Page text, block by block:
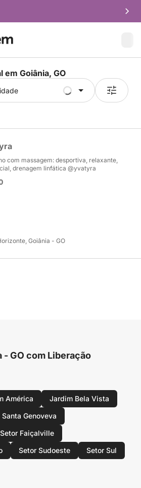
em Goiânia, GO
com massagem: desportiva, relaxante,
drenagem linfática @yvatyra
Goiânia - GO
- GO com Liberação
América
Jardim Bela Vista
Santa Genoveva
Setor Faiçalville
Setor Sudoeste Setor Sul